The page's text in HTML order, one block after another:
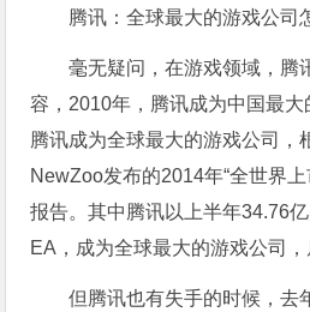
腾讯：全球最大的游戏公司
毫无疑问，在游戏领域，腾
容，2010年，腾讯成为中国最大
腾讯成为全球最大的游戏公司，
NewZoo发布的2014年“全世界
报告。其中腾讯以上半年34.76
EA，成为全球最大的游戏公司，
但腾讯也有失手的时候，去